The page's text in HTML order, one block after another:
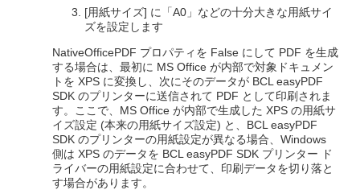
[用紙サイズ] に「A0」などの十分大きな用紙サイ
ズを設定します
NativeOfficePDF プロパティを False にして PDF を生成
する場合は、最初に MS Office が内部で対象ドキュメン
トを XPS に変換し、次にそのデータが BCL easyPDF
SDK のプリンターに送信されて PDF として印刷されま
す。ここで、MS Office が内部で生成した XPS の用紙サ
イズ設定 (本来の用紙サイズ設定) と、BCL easyPDF
SDK のプリンターの用紙設定が異なる場合、Windows
側は XPS のデータを BCL easyPDF SDK プリンター ド
ライバーの用紙設定に合わせて、印刷データを切り落と
す場合があります。